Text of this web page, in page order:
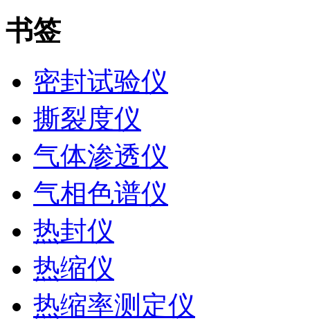
书签
密封试验仪
撕裂度仪
气体渗透仪
气相色谱仪
热封仪
热缩仪
热缩率测定仪